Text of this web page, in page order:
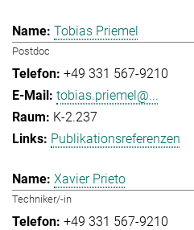
Tobias Priemel
Postdoc
+49 331 567-9210
tobias.priemel@...
K-2.237
Publikationsreferenzen
Xavier Prieto
Techniker/-in
+49 331 567-9210